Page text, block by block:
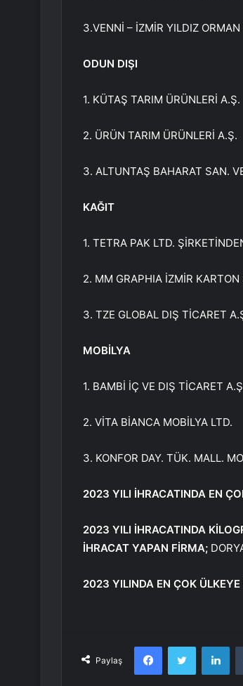
3.VENNİ – İZMİR YILDIZ ORMAN
ODUN DIŞI
1. KÜTAŞ TARIM ÜRÜNLERİ A.Ş.
2. ÜRÜN TARIM ÜRÜNLERİ A.Ş.
3. ALTUNTAŞ BAHARAT SAN.
KAĞIT
1. TETRA PAK LTD.
2. MM GRAPHIA İZMİR
3. TZE GLOBAL DIŞ TİCARET
MOBİLYA
1. BAMBİ İÇ VE DIŞ TİCARET
2. VİTA BİANCA MOBİLYA LTD.
3. KONFOR DAY. TÜK. MALL.
2023 YILI İHRACATINDA EN
2023 YILI İHRACATINDA
İHRACAT YAPAN FİRMA;
2023 YILINDA EN ÇOK
Paylaş
FacebookTwitter